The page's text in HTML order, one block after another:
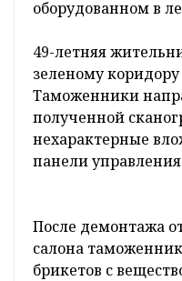
Ввоз наркотиков
территорию ЕАЭС
оборудованном в